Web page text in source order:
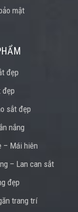
mật
đẹp
đẹp
sắt đẹp
nắng
– Mái hiên
– Lan can sắt
đẹp
trang trí